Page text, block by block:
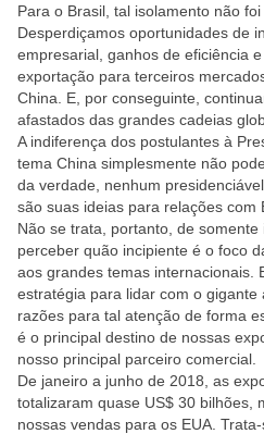
Para o Brasil, tal isolamento não
Desperdiçamos oportunidades de
empresarial, ganhos de eficiência
exportação para terceiros
China. E, por conseguinte,
afastados das grandes cadeias
A indiferença dos postulantes à
tema China simplesmente não
da verdade, nenhum
são suas ideias para relações com
Não se trata, portanto, de
perceber quão incipiente é o foco
aos grandes temas internacionais.
estratégia para lidar com o
razões para tal atenção de forma
é o principal destino de nossas
nosso principal parceiro comercial.
De janeiro a junho de 2018, as
totalizaram quase US$ 30 bilhões,
nossas vendas para os EUA.